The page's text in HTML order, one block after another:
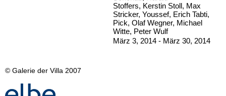
Stoffers, Kerstin Stoll, Max
Stricker, Youssef, Erich Tabti,
Pick, Olaf Wegner, Michael
Witte, Peter Wulf
März 3, 2014 - März 30, 2014
© Galerie der Villa 2007